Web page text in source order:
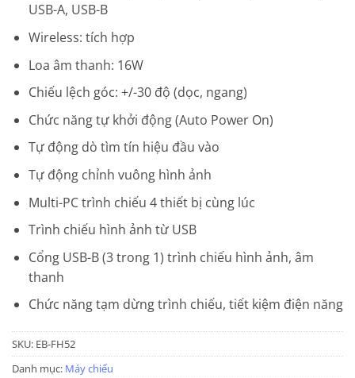
USB-A, USB-B
Wireless: tích hợp
Loa âm thanh: 16W
Chiếu lệch góc: +/-30 độ (dọc, ngang)
Chức năng tự khởi động (Auto Power On)
Tự động dò tìm tín hiệu đầu vào
Tự động chỉnh vuông hình ảnh
Multi-PC trình chiếu 4 thiết bị cùng lúc
Trình chiếu hình ảnh từ USB
Cổng USB-B (3 trong 1) trình chiếu hình ảnh, âm
thanh
Chức năng tạm dừng trình chiếu, tiết kiệm điện năng
SKU: EB-FH52
Danh mục: Máy chiếu